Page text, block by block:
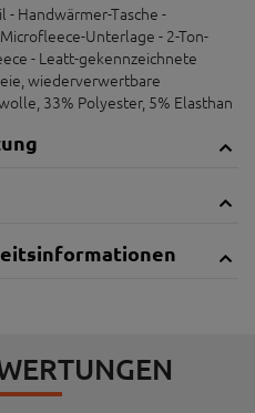
- Handwärmer-Tasche -
Unterlage - 2-Ton-
- Leatt-gekennzeichnete
wiederverwertbare
33% Polyester, 5% Elasthan